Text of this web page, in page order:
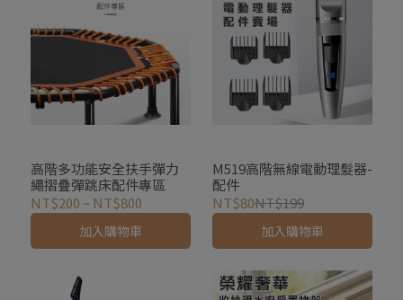
高階多功能安全扶手彈力
繩摺疊彈跳床配件專區
NT$200 ~ NT$800
加入購物車
M519高階無線電動理髮器-
配件
NT$80NT$199
加入購物車